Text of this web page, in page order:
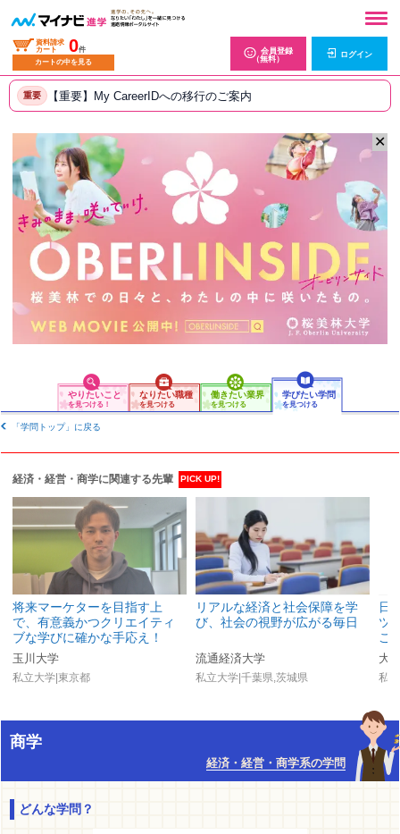
資料請求
カート
0件
カートの中を見る
会員登録
（無料）
ログイン
重要 【重要】My CareerIDへの移行のご案内
✕
やりたいこと
を見つける！
なりたい職種
を見つける
働きたい業界
を見つける
学びたい学問
を見つける
「学問トップ」に戻る
経済・経営・商学に関連する先輩 PICK UP!
将来マーケターを目指す上
で、有意義かつクリエイティ
ブな学びに確かな手応え！
玉川大学
私立大学|東京都
リアルな経済と社会保障を学
び、社会の視野が広がる毎日
流通経済大学
私立大学|千葉県,茨城県
日
ツ
こ
大
私
商学
経済・経営・商学系の学問
どんな学問？